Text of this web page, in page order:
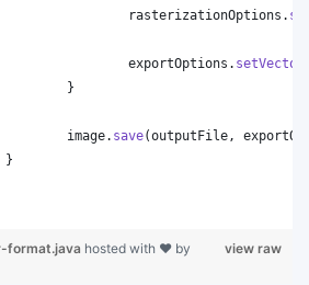
rasterizationOptions .
exportOptions .
			}
image. save(outputFile ,
		}
view raw
format.java hosted with ❤ by